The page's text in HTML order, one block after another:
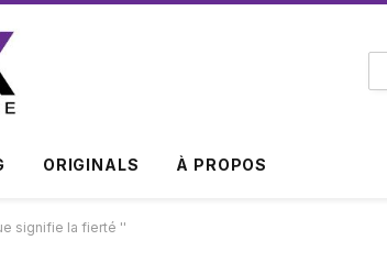
ORIGINALS À PROPOS
signifie la fierté ''